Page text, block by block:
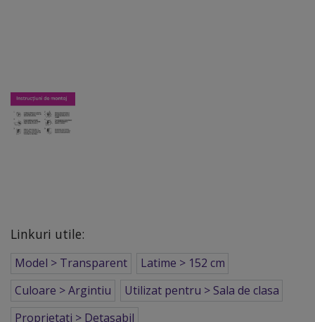
Linkuri utile:
Model > Transparent
Latime > 152 cm
Culoare > Argintiu
Utilizat pentru > Sala de clasa
Proprietati > Detasabil